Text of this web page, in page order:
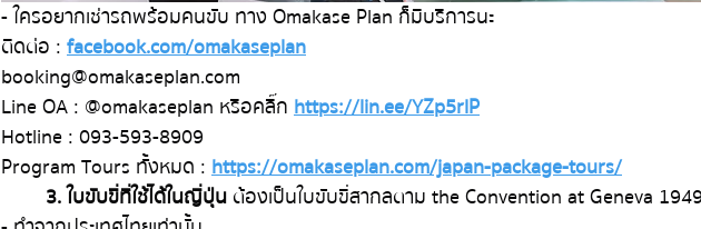
- ใครอยากเช่ารถพร้อมคนขับ ทาง Omakase Plan ก็มีบริการนะ
ติดต่อ : facebook.com/omakaseplan
booking@omakaseplan.com
Line OA : @omakaseplan หรือคลิ๊ก https://lin.ee/YZp5rlP
Hotline : 093-593-8909
Program Tours ทั้งหมด : https://omakaseplan.com/japan-package-tours/
3. ใบขับขี่ที่ใช้ได้ในญี่ปุ่น ต้องเป็นใบขับขี่สากลตาม the Convention at Geneva